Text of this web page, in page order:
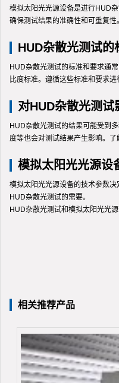
模拟太阳光光源设备是进行HUD
确保测试结果的准确性和可重复
HUD杂散光测试的
HUD杂散光测试的标准和要求通
比度标准。遵循这些标准和要求
对HUD杂散光测试
HUD杂散光测试的结果可能受到
度等也会对测试结果产生影响。
模拟太阳光光源设
模拟太阳光光源设备的技术参数
HUD杂散光测试的需要。
HUD杂散光测试和模拟太阳光光
相关推荐产品